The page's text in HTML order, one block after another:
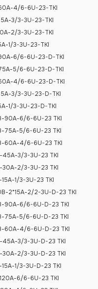
С этим
4/6-6U-23-TKI
3/3-3U-23-TKI
2/3-3U-23-TKI
1/3-3U-23-TKI
6/6-6U-23-D-TKI
5/6-6U-23-D-TKI
4/6-6U-23-D-TKI
3/3-3U-23-D-TKI
1/3-3U-23-D-TKI
90А-6/6-6U-23 TKI
5/6-6U-23 TKI
60А-4/6-6U-23 TKI
3/3-3U-23 TKI
2/3-3U-23 TKI
1/3-3U-23 TKI
2*15А-2/2-3U-D-23 TKI
6/6-6U-D-23 TKI
5/6-6U-D-23 TKI
60А-4/6-6U-D-23 TKI
3/3-3U-D-23 TKI
2/3-3U-D-23 TKI
1/3-3U-D-23 TKI
6/6-6U-23 TKI